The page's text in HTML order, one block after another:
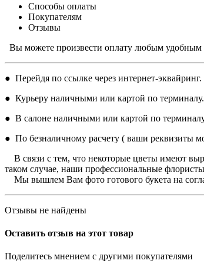
Способы оплаты
Покупателям
Отзывы
Вы можете произвести оплату любым
● Перейдя по ссылке через интернет-
● Курьеру наличными или картой по терминалу.
● В салоне наличными или картой по
● По безналичному расчету ( ваши реквизиты
В связи с тем, что некоторые цветы имеют
таком случае, наши профессиональные
Мы вышлем Вам фото готового букета на
Отзывы не найдены
Оставить отзыв на этот товар
Поделитесь мнением с другими покупателями